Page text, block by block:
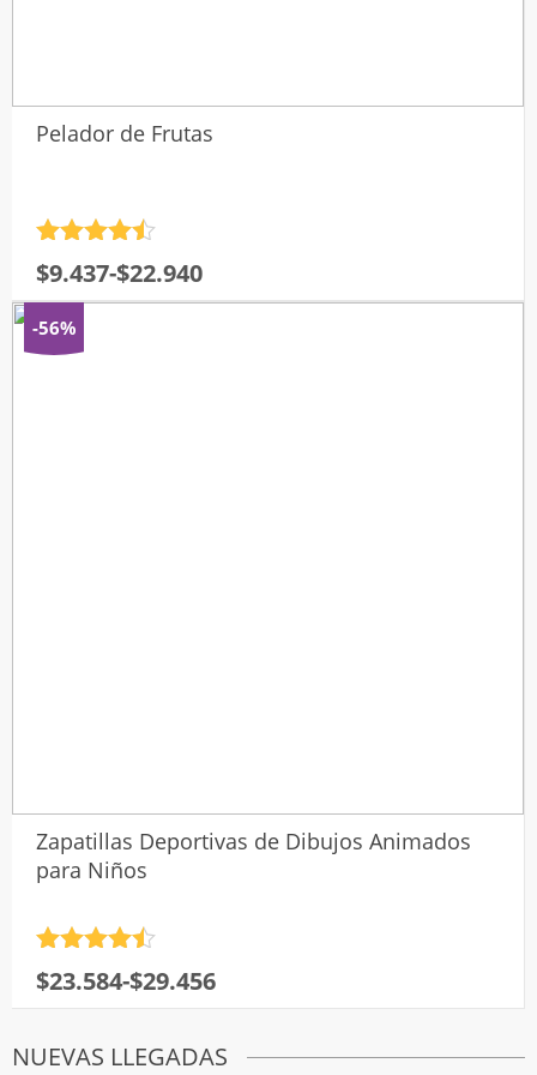
Pelador de Frutas
con4.5
de 5
$9.437-$22.940
Rango
de
precios:
desde
-56%
Zapatillas Deportivas de Dibujos Animados
para Niños
con4.5
de 5
$23.584-$29.456
Rango
de
desde
NUEVAS LLEGADAS